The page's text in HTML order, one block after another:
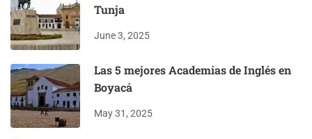
Tunja
June 3, 2025
Las 5 mejores Academias de Inglés en
Boyacá
May 31, 2025